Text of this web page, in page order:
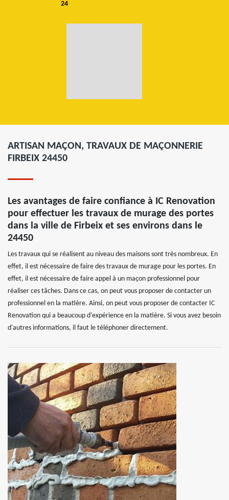
24
ARTISAN MAÇON, TRAVAUX DE MAÇONNERIE
FIRBEIX 24450
Les avantages de faire confiance à IC Renovation
pour effectuer les travaux de murage des portes
dans la ville de Firbeix et ses environs dans le
24450
Les travaux qui se réalisent au niveau des maisons sont très nombreux. En
effet, il est nécessaire de faire des travaux de murage pour les portes. En
effet, il est nécessaire de faire appel à un maçon professionnel pour
réaliser ces tâches. Dans ce cas, on peut vous proposer de contacter un
professionnel en la matière. Ainsi, on peut vous proposer de contacter IC
Renovation qui a beaucoup d'expérience en la matière. Si vous avez besoin
d'autres informations, il faut le téléphoner directement.